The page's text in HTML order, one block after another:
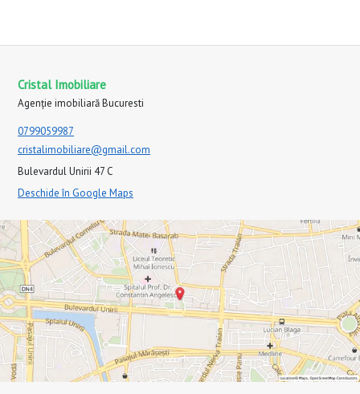
Cristal Imobiliare
Agenție imobiliară Bucuresti
0799059987
cristalimobiliare@gmail.com
Bulevardul Unirii 47 C
Deschide în Google Maps